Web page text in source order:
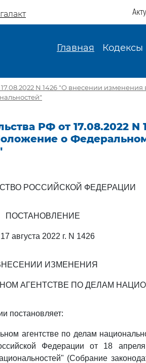
Главная Кодексы
N 1426 "О внесении
РФ от 17.08.2022 N
о
РОССИЙСКОЙ ФЕДЕРАЦИИ
ПОСТАНОВЛЕНИЕ
августа 2022 г. N 1426
ИЗМЕНЕНИЯ
АГЕНТСТВЕ ПО ДЕЛАМ
постановляет:
агентстве по делам
Федерации от 18
(Собрание